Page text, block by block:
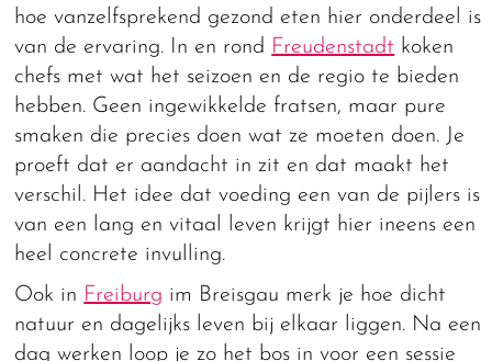
hoe vanzelfsprekend gezond eten hier onderdeel is
van de ervaring. In en rond Freudenstadt koken
chefs met wat het seizoen en de regio te bieden
hebben. Geen ingewikkelde fratsen, maar pure
smaken die precies doen wat ze moeten doen. Je
proeft dat er aandacht in zit en dat maakt het
verschil. Het idee dat voeding een van de pijlers is
van een lang en vitaal leven krijgt hier ineens een
heel concrete invulling.
Ook in Freiburg im Breisgau merk je hoe dicht
natuur en dagelijks leven bij elkaar liggen. Na een
dag werken loop je zo het bos in voor een sessie